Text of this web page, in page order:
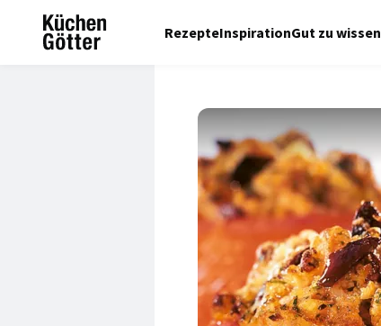
RezepteInspirationGut zu wissen